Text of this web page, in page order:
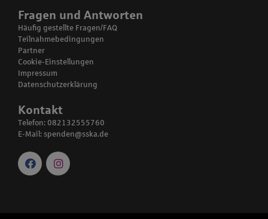
Fragen und Antworten
Häufig gestellte Fragen/FAQ
Teilnahmebedingungen
Partner
Cookie-Einstellungen
Impressum
Datenschutzerklärung
Kontakt
Telefon: 082132555760
E-Mail: spenden@sska.de